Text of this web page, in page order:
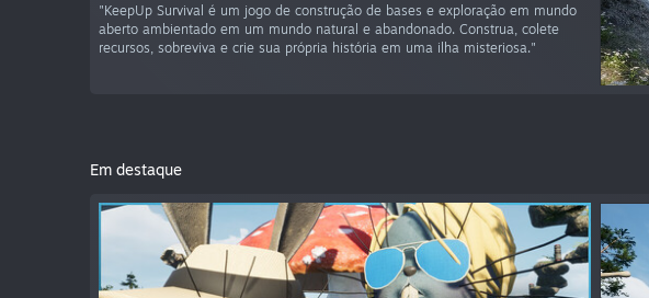
"KeepUp Survival é um jogo de construção de bases e exploração em mundo
aberto ambientado em um mundo natural e abandonado. Construa, colete
recursos, sobreviva e crie sua própria história em uma ilha misteriosa."
Em destaque